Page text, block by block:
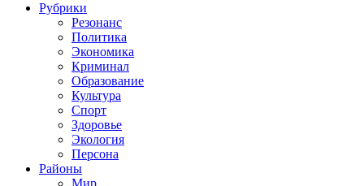
Рубрики
Резонанс
Политика
Экономика
Криминал
Образование
Культура
Спорт
Здоровье
Экология
Персона
Районы